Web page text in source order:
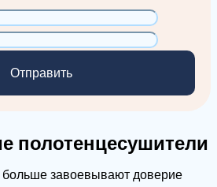
полотенцесушители
завоевывают доверие